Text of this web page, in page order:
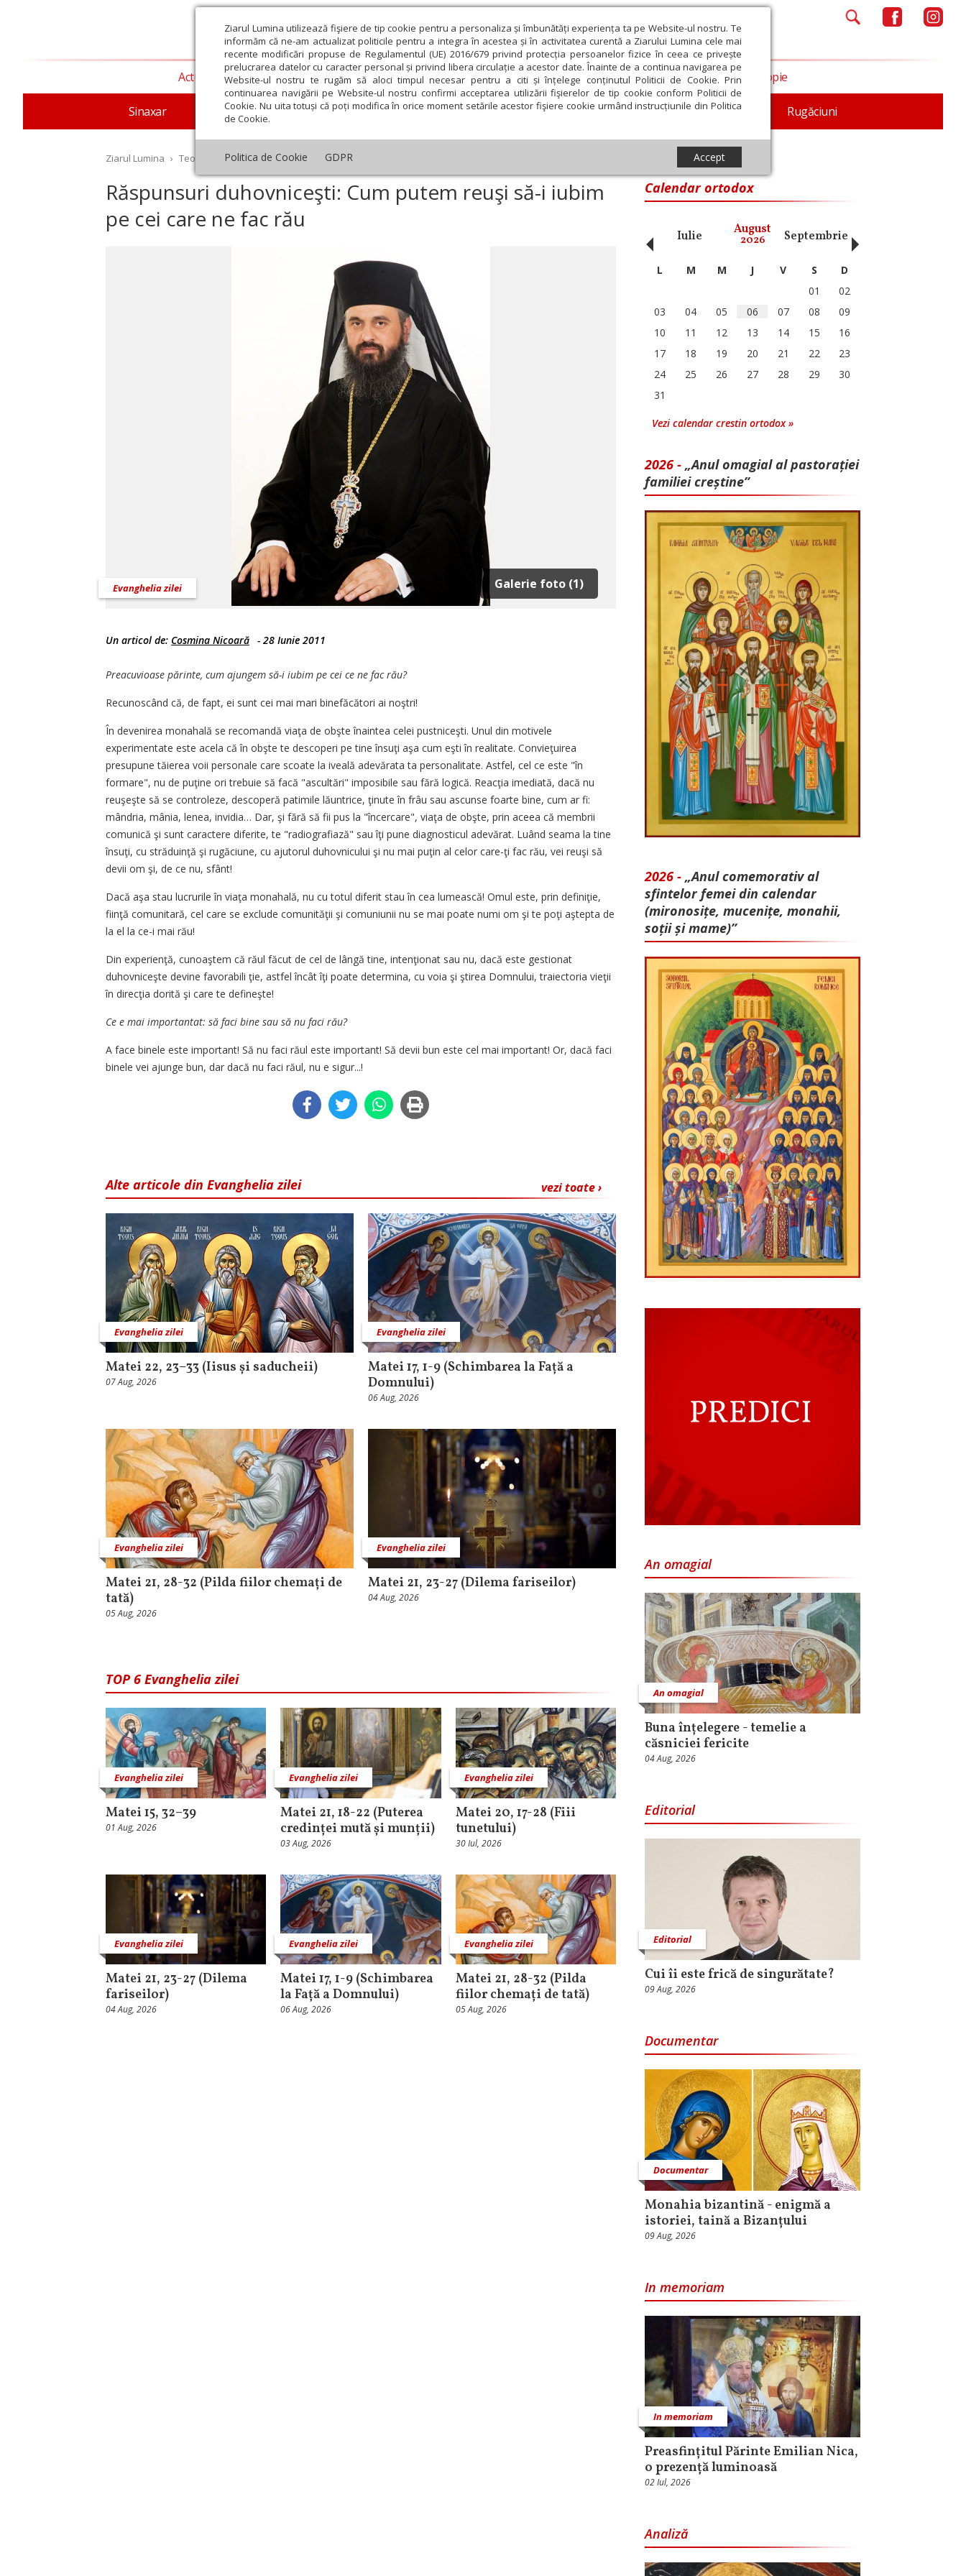
Ziarul Lumina utilizează fişiere de tip cookie pentru a personaliza și îmbunătăți experiența ta pe Website-ul nostru. Te
informăm că ne-am actualizat politicile pentru a integra în acestea și în activitatea curentă a Ziarului Lumina cele mai
recente modificări propuse de Regulamentul (UE) 2016/679 privind protecția persoanelor fizice în ceea ce privește
prelucrarea datelor cu caracter personal și privind libera circulație a acestor date. Înainte de a continua navigarea pe
Website-ul nostru te rugăm să aloci timpul necesar pentru a citi și înțelege conținutul Politicii de Cookie. Prin
continuarea navigării pe Website-ul nostru confirmi acceptarea utilizării fişierelor de tip cookie conform Politicii de
Cookie. Nu uita totuși că poți modifica în orice moment setările acestor fişiere cookie urmând instrucțiunile din Politica
de Cookie.
Politica de Cookie GDPR Accept
Actualitate religioasă Teologie și spiritualitate
Sinaxar Apostolul zilei Evanghelia zilei Evanghelia de Duminică Theologica Liturgica Patristica Rugăciuni
Educaţie și Cultură Societate Opinii Filantropie
Ziarul Lumina › Teologie și spiritualitate › Evanghelia zilei Răspunsuri duhovniceşti: Cum putem reuşi să-i iubim pe cei care ne fac rău
Răspunsuri duhovniceşti: Cum putem reuşi să-i iubim
pe cei care ne fac rău
Galerie foto (1)
Evanghelia zilei
Un articol de: Cosmina Nicoară - 28 Iunie 2011
Preacuvioase părinte, cum ajungem să-i iubim pe cei ce ne fac rău?
Recunoscând că, de fapt, ei sunt cei mai mari binefăcători ai noştri!
În devenirea monahală se recomandă viaţa de obşte înaintea celei pustniceşti. Unul din motivele
experimentate este acela că în obşte te descoperi pe tine însuţi aşa cum eşti în realitate. Convieţuirea
presupune tăierea voii personale care scoate la iveală adevărata ta personalitate. Astfel, cel ce este "în
formare", nu de puţine ori trebuie să facă "ascultări" imposibile sau fără logică. Reacţia imediată, dacă nu
reuşeşte să se controleze, descoperă patimile lăuntrice, ţinute în frâu sau ascunse foarte bine, cum ar fi:
mândria, mânia, lenea, invidia… Dar, şi fără să fii pus la "încercare", viaţa de obşte, prin aceea că membrii
comunică şi sunt caractere diferite, te "radiografiază" sau îţi pune diagnosticul adevărat. Luând seama la tine
însuţi, cu străduinţă şi rugăciune, cu ajutorul duhovnicului şi nu mai puţin al celor care-ţi fac rău, vei reuşi să
devii om şi, de ce nu, sfânt!
Dacă aşa stau lucrurile în viaţa monahală, nu cu totul diferit stau în cea lumească! Omul este, prin definiţie,
fiinţă comunitară, cel care se exclude comunităţii şi comuniunii nu se mai poate numi om şi te poţi aştepta de
la el la ce-i mai rău!
Din experienţă, cunoaştem că răul făcut de cel de lângă tine, intenţionat sau nu, dacă este gestionat
duhovniceşte devine favorabili ţie, astfel încât îţi poate determina, cu voia şi ştirea Domnului, traiectoria vieţii
în direcţia dorită şi care te defineşte!
Ce e mai importantat: să faci bine sau să nu faci rău?
A face binele este important! Să nu faci răul este important! Să devii bun este cel mai important! Or, dacă faci
binele vei ajunge bun, dar dacă nu faci răul, nu e sigur...!
vezi toate ›
Alte articole din Evanghelia zilei
Evanghelia zilei
Matei 22, 23–33 (Iisus și saducheii)
07 Aug, 2026
Evanghelia zilei
Matei 17, 1-9 (Schimbarea la Față a
Domnului)
06 Aug, 2026
Evanghelia zilei
Matei 21, 28-32 (Pilda fiilor chemați de
tată)
05 Aug, 2026
Evanghelia zilei
Matei 21, 23-27 (Dilema fariseilor)
04 Aug, 2026
TOP 6 Evanghelia zilei
Evanghelia zilei
Matei 15, 32–39
01 Aug, 2026
Evanghelia zilei
Matei 21, 18-22 (Puterea
credinței mută și munții)
03 Aug, 2026
Evanghelia zilei
Matei 20, 17-28 (Fiii
tunetului)
30 Iul, 2026
Evanghelia zilei
Matei 21, 23-27 (Dilema
fariseilor)
04 Aug, 2026
Evanghelia zilei
Matei 17, 1-9 (Schimbarea
la Față a Domnului)
06 Aug, 2026
Evanghelia zilei
Matei 21, 28-32 (Pilda
fiilor chemați de tată)
05 Aug, 2026
Calendar ortodox
Octombrie Iulie August
2026 Septembrie Octombrie
‹ L M M J V S
D
01
02
03
04 05 06 07 08
09
10
11 12 13 14 15
16
17
18 19 20 21 22
23
24
25 26 27 28 29
30
31
Vezi calendar crestin ortodox »
2026 - „Anul omagial al pastorației
familiei creștine”
2026 - „Anul comemorativ al
sfintelor femei din calendar
(mironosițe, mu­cenițe, monahii,
soții și mame)”
An omagial
An omagial
Buna înțelegere - temelie a
căsniciei fericite
04 Aug, 2026
Editorial
Editorial
Cui îi este frică de singurătate?
09 Aug, 2026
Documentar
Documentar
Monahia bizantină - enigmă a
istoriei, taină a Bizanțului
09 Aug, 2026
In memoriam
In memoriam
Preasfințitul Părinte Emilian Nica,
o prezență luminoasă
02 Iul, 2026
Analiză